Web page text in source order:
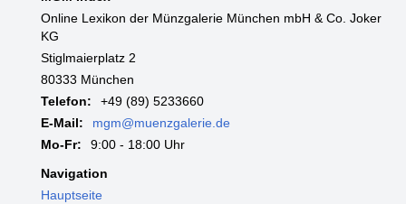
Online Lexikon der Münzgalerie München mbH & Co. Joker
KG
Stiglmaierplatz 2
80333 München
Telefon:
+49 (89) 5233660
E-Mail:
mgm@muenzgalerie.de
Mo-Fr:
9:00 - 18:00 Uhr
Navigation
Hauptseite